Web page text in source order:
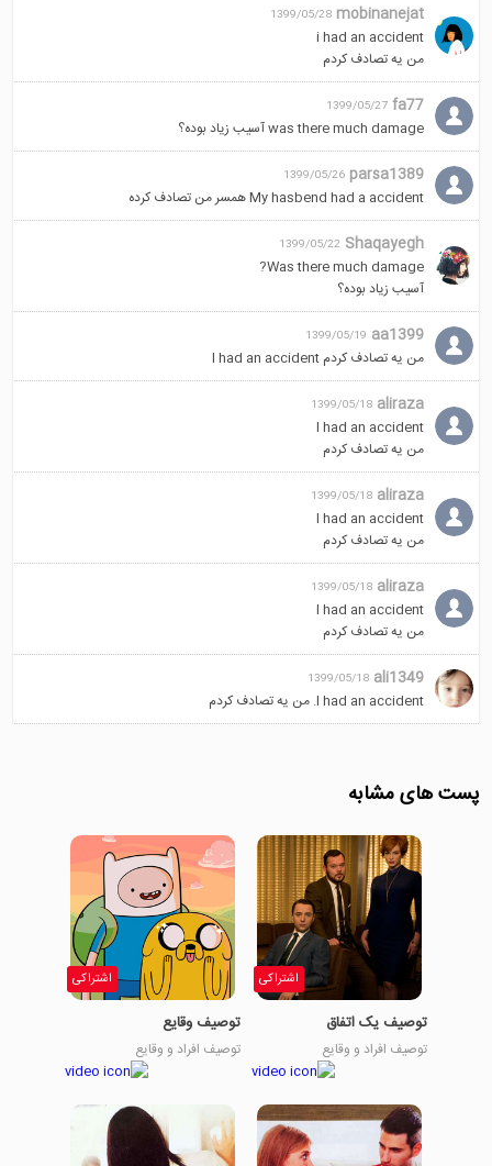
mobinanejat
1399/05/28
i had an accident
من یه تصادف کردم
fa77
1399/05/27
was there much damage آسیب زیاد بوده؟
parsa1389
1399/05/26
My hasbend had a accident همسر من تصادف کرده
Shaqayegh
1399/05/22
Was there much damage?
آسیب زیاد بوده؟
aa1399
1399/05/19
من یه تصادف کردم I had an accident
aliraza
1399/05/18
l had an accident
من یه تصادف کردم
aliraza
1399/05/18
l had an accident
من یه تصادف کردم
aliraza
1399/05/18
l had an accident
من یه تصادف کردم
ali1349
1399/05/18
I had an accident. من یه تصادف کردم
پست های مشابه
اشتراکی
توصیف یک اتفاق
توصیف افراد و وقایع
اشتراکی
توصیف وقایع
توصیف افراد و وقایع